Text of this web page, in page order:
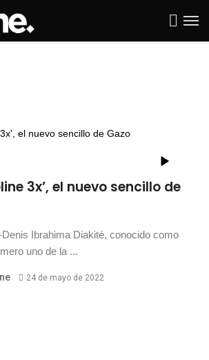
3x’, el nuevo sencillo de
Ibrahima Diakité, conocido como
uno de la ...
24 de mayo de 2022